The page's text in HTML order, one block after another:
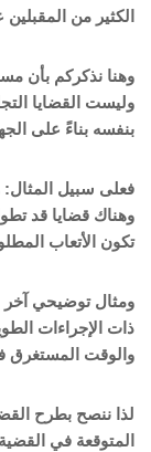
الكثير من
وهنا نذكركم بأن
وليست القضايا
بنفسه بناءً على
فعلى سبيل المثال:
وهناك قضايا قد
تكون الأتعاب
ومثال توضيحي آخر
ذات الإجراءات
والوقت المستغرق
لذا ننصح بطرح
المتوقعة في